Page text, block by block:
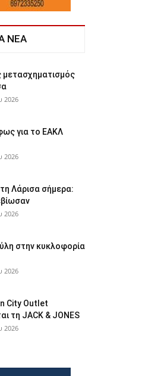
ΝΕΑ
μετασχηματισμός
2026
για το ΕΑΚΛ
2026
Λάρισα σήμερα:
2026
στην κυκλοφορία
2026
City Outlet
τη JACK & JONES
2026